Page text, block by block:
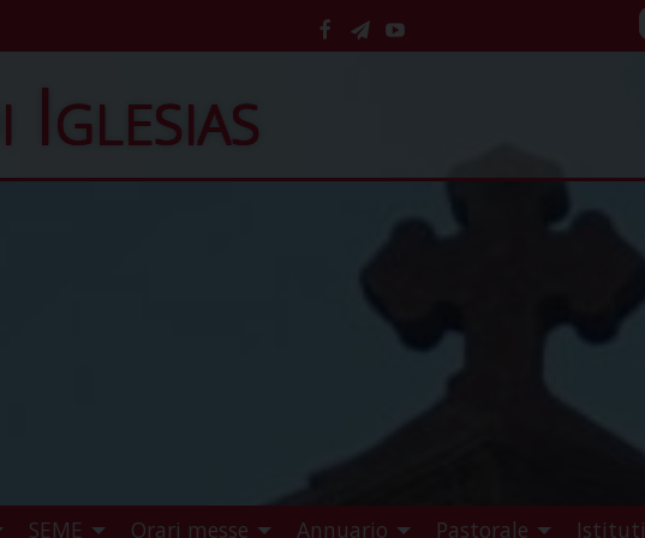
facebook
telegram
YouTube
Iglesias
SEME Orari messe Annuario Pastorale Istituti